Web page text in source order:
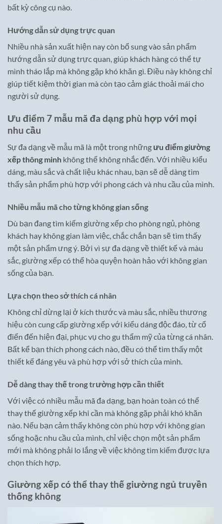
bất kỳ công cụ nào.
Hướng dẫn sử dụng trực quan
Nhiều nhà sản xuất hiện nay còn bổ sung vào sản phẩm
hướng dẫn sử dụng trực quan, giúp khách hàng có thể tự
mình tháo lắp mà không gặp khó khăn gì. Điều này không chỉ
giúp tiết kiệm thời gian mà còn tạo cảm giác thoải mái cho
người sử dụng.
Ưu điểm 7 mẫu mã đa dạng phù hợp với mọi
nhu cầu
Sự đa dạng về mẫu mã là một trong những ưu điểm giường
xếp thông minh không thể không nhắc đến. Với nhiều kiểu
dáng, màu sắc và chất liệu khác nhau, bạn sẽ dễ dàng tìm
thấy sản phẩm phù hợp với phong cách và nhu cầu của mình.
Nhiều mẫu mã cho từng không gian sống
Dù bạn đang tìm kiếm giường xếp cho phòng ngủ, phòng
khách hay không gian làm việc, chắc chắn bạn sẽ tìm thấy
một sản phẩm ưng ý. Bởi vì sự đa dạng về thiết kế và màu
sắc, giường xếp có thể hòa quyện hoàn hảo với không gian
sống của bạn.
Lựa chọn theo sở thích cá nhân
Không chỉ dừng lại ở kích thước và màu sắc, nhiều thương
hiệu còn cung cấp giường xếp với kiểu dáng độc đáo, từ cổ
điển đến hiện đại, phục vụ cho gu thẩm mỹ của từng cá nhân.
Bất kể bạn thích phong cách nào, đều có thể tìm thấy một
thiết kế đáng yêu và phù hợp với sở thích của mình.
Dễ dàng thay thế trong trường hợp cần thiết
Với việc có nhiều mẫu mã đa dạng, bạn hoàn toàn có thể
thay thế giường xếp khi cần mà không gặp phải khó khăn
nào. Nếu bạn cảm thấy không còn phù hợp với không gian
sống hoặc nhu cầu của mình, chỉ việc chọn một sản phẩm
mới mà không phải lo lắng về việc không tìm kiếm được lựa
chọn thích hợp.
Giường xếp có thể thay thế giường ngủ truyền
thống không